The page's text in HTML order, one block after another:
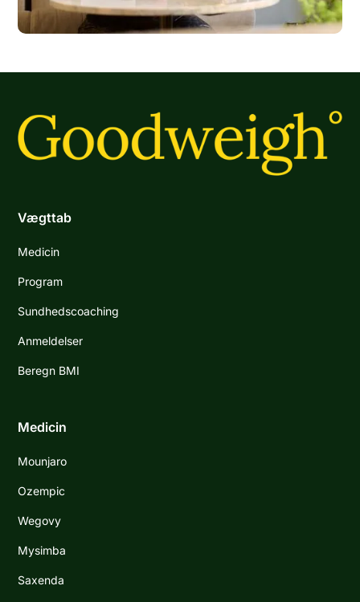
Vægttab
Medicin
Program
Sundhedscoaching
Anmeldelser
Beregn BMI
Medicin
Mounjaro
Ozempic
Wegovy
Mysimba
Saxenda